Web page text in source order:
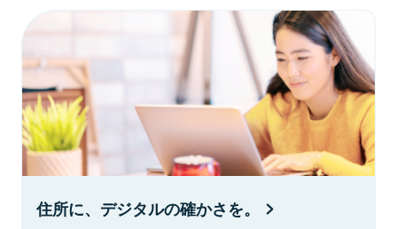
住所に、デジタルの確かさを。